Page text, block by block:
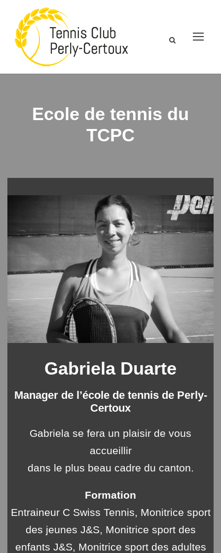
Ecole de tennis du
TCPC
Gabriela Duarte
Manager de l’école de tennis de Perly-
Certoux
Gabriela se fera un plaisir de vous
accueillir
dans le plus beau cadre du canton.
Formation
Entraineur C Swiss Tennis, Monitrice sport
des jeunes J&S, Monitrice sport des
enfants J&S, Monitrice sport des adultes